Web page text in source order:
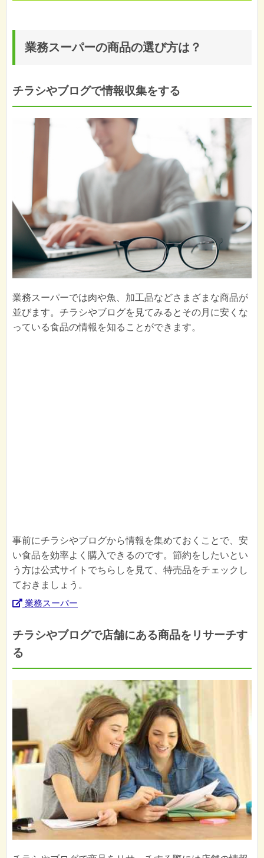
業務スーパーの商品の選び方は？
チラシやブログで情報収集をする
業務スーパーでは肉や魚、加工品などさまざまな商品が
並びます。チラシやブログを見てみるとその月に安くな
っている食品の情報を知ることができます。
事前にチラシやブログから情報を集めておくことで、安
い食品を効率よく購入できるのです。節約をしたいとい
う方は公式サイトでちらしを見て、特売品をチェックし
ておきましょう。
業務スーパー
チラシやブログで店舗にある商品をリサーチす
る